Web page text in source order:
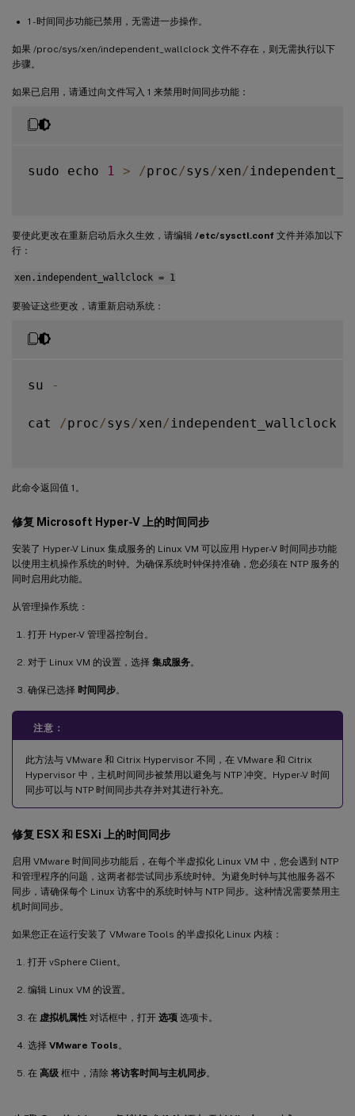
1 - 时间同步功能已禁用，无需进一步操作。
如果 /proc/sys/xen/independent_wallclock 文件不存在，则无需执行以下
步骤。
如果已启用，请通过向文件写入 1 来禁用时间同步功能：
sudo echo 1 > /proc/sys /xen/
要使此更改在重新启动后永久生效，请编辑 /etc/sysctl.conf 文件并添加以下
行：
xen.independent_wallclock = 1
要验证这些更改，请重新启动系统：
su -
cat /proc/sys /xen/ independent_wallclock
此命令返回值 1。
修复 Microsoft Hyper-V 上的时间同步
安装了 Hyper-V Linux 集成服务的 Linux VM 可以应用 Hyper-V 时间同步功能
以使用主机操作系统的时钟。为确保系统时钟保持准确，您必须在 NTP 服务的
同时启用此功能。
从管理操作系统：
打开 Hyper-V 管理器控制台。
对于 Linux VM 的设置，选择 集成服务。
确保已选择 时间同步。
注意：
此方法与 VMware 和 Citrix Hypervisor 不同，在 VMware 和 Citrix
Hypervisor 中，主机时间同步被禁用以避免与 NTP 冲突。Hyper-V 时间
同步可以与 NTP 时间同步共存并对其进行补充。
修复 ESX 和 ESXi 上的时间同步
启用 VMware 时间同步功能后，在每个半虚拟化 Linux VM 中，您会遇到 NTP
和管理程序的问题，这两者都尝试同步系统时钟。为避免时钟与其他服务器不
同步，请确保每个 Linux 访客中的系统时钟与 NTP 同步。这种情况需要禁用主
机时间同步。
如果您正在运行安装了 VMware Tools 的半虚拟化 Linux 内核：
打开 vSphere Client。
编辑 Linux VM 的设置。
在 虚拟机属性 对话框中，打开 选项 选项卡。
选择 VMware Tools 。
在 高级 框中，清除 将访客时间与主机同步。